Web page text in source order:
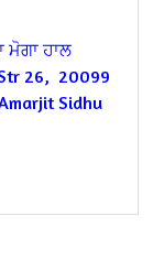
ਮੋਗਾ ਹਾਲ
26, 20099
Sidhu